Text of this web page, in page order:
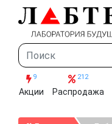
9
Акции
212
Распродажа